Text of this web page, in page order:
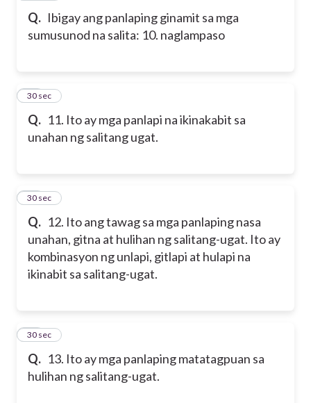
Q. Ibigay ang panlaping ginamit sa mga
sumusunod na salita: 10. naglampaso
Q. 11. Ito ay mga panlapi na ikinakabit sa
unahan ng salitang ugat.
11
30 sec
Q. 12. Ito ang tawag sa mga panlaping nasa
unahan, gitna at hulihan ng salitang-ugat. Ito ay
kombinasyon ng unlapi, gitlapi at hulapi na
ikinabit sa salitang-ugat.
12
30 sec
Q. 13. Ito ay mga panlaping matatagpuan sa
hulihan ng salitang-ugat.
13
30 sec